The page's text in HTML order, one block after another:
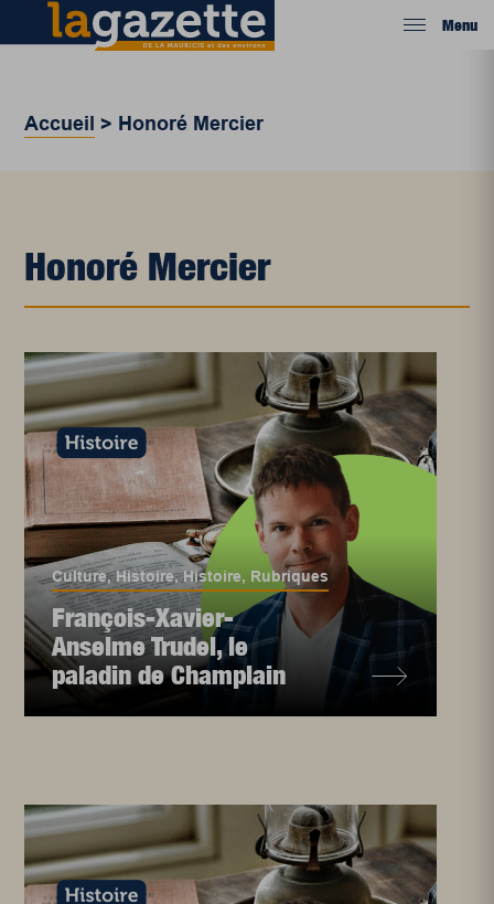
Menu
Accueil > Honoré Mercier
Honoré Mercier
Culture,Histoire,Histoire, Rubriques
François-Xavier-
Anselme Trudel, le
paladin de Champlain